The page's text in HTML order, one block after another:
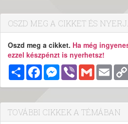
OSZD MEG A CIKKET ÉS NYERJ...
Oszd meg a cikket. Ha még
ezzel készpénzt is nyerhetsz!
MegosztásFacebookMessenger
Viber Gmail
TOVÁBBI CIKKEK A TÉMÁBAN